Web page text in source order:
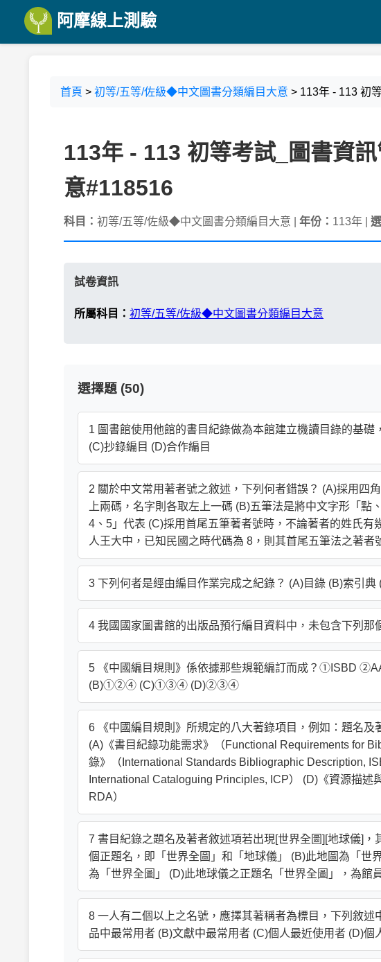
阿摩線上測驗
首頁 > 初等/五等/佐級◆中文圖書分類編目大意 > 113年 - 113 初
113年 - 113 初等考試_圖書資
意#118516
科目： 初等/五等/佐級◆中文圖書分類編目大意 | 年份： 113年 |
試卷資訊
所屬科目： 初等/五等/佐級◆中文圖書分類編目大意
選擇題 (50)
1 圖書館使用他館的書目紀錄做為本館建立機讀目錄的基
(C)抄錄編目 (D)合作編目
2 關於中文常用著者號之敘述，下列何者錯誤？ (A)採用四
上兩碼，名字則各取左上一碼 (B)五筆法是將中文字形「點
4、5」代表 (C)採用首尾五筆著者號時，不論著者的姓氏有
人王大中，已知民國之時代碼為 8，則其首尾五筆法之著者
3 下列何者是經由編目作業完成之紀錄？ (A)目錄 (B)索引典
4 我國國家圖書館的出版品預行編目資料中，未包含下列那
5 《中國編目規則》係依據那些規範編訂而成？①ISBD
(B)①②④ (C)①③④ (D)②③④
6 《中國編目規則》所規定的八大著錄項目，例如：題名
(A)《書目紀錄功能需求》（Functional Requirements for
錄》（International Standards Bibliographic Description,
International Cataloguing Principles, ICP） (D)《資源描
RDA）
7 書目紀錄之題名及著者敘述項若出現[世界全圖][地球儀]
個正題名，即「世界全圖」和「地球儀」 (B)此地圖為「世
為「世界全圖」 (D)此地球儀之正題名「世界全圖」，為館
8 一人有二個以上之名號，應擇其著稱者為標目，下列敘
品中最常用者 (B)文獻中最常用者 (C)個人最近使用者 (D)個